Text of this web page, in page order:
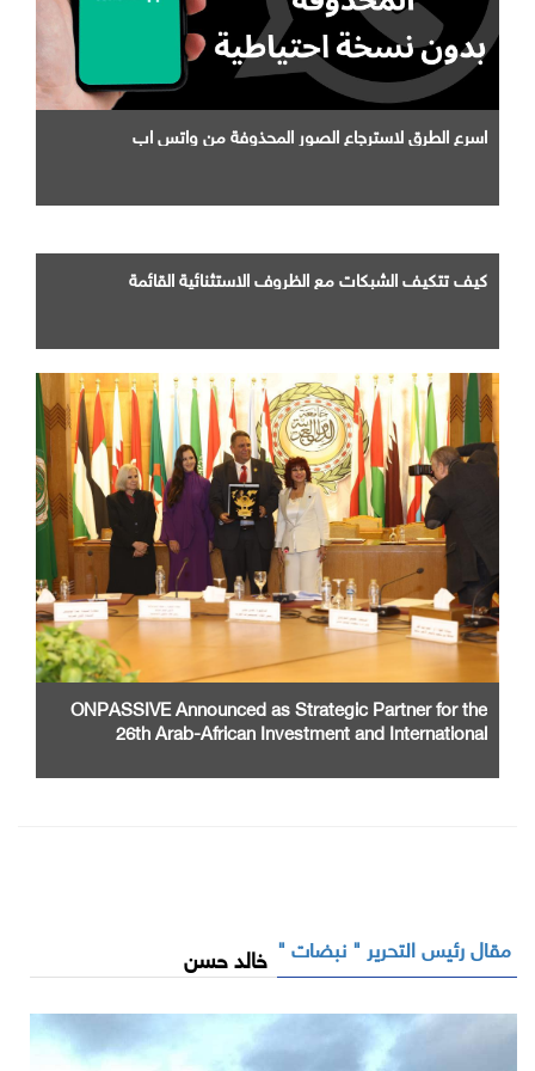
اسرع الطرق لاسترجاع الصور المحذوفة من واتس اب
كيف تتكيف الشبكات مع الظروف الاستثنائية القائمة
ONPASSIVE Announced as Strategic Partner for the
26th Arab-African Investment and International
مقال رئيس التحرير " نبضات " خالد حسن